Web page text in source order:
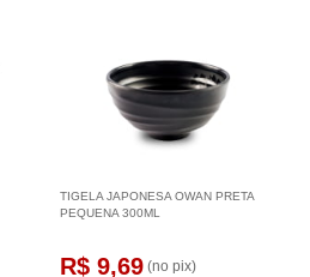
TIGELA JAPONESA OWAN PRETA
PEQUENA 300ML
R$ 9,69 (no pix)